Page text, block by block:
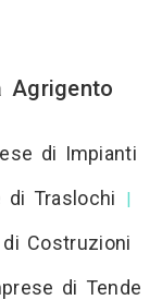
Agrigento
di Impianti
di Traslochi |
Costruzioni
di Tende